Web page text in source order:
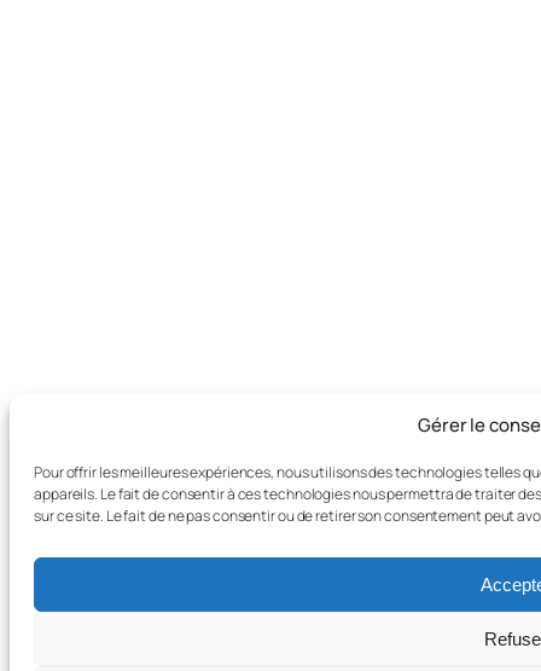
Gérer le
Pour offrir les meilleures expériences, nous utilisons des technologies telles
appareils. Le fait de consentir à ces technologies nous permettra de traiter
sur ce site. Le fait de ne pas consentir ou de retirer son consentement peut